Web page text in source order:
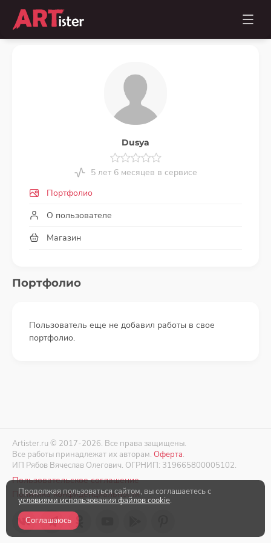
Dusya
5 лет 6 месяцев в сервисе
Портфолио
О пользователе
Магазин
Портфолио
Пользователь еще не добавил работы в свое
портфолио.
Artister.ru © 2017-2026. Все права защищены.
Все работы принадлежат их авторам. Оферта.
ИП Рябов Вячеслав Олегович. ОГРНИП: 319665800005102.
Пользовательское соглашение
Политика конфиденциальности
Продолжая пользоваться сайтом, вы соглашаетесь с
условиями использования файлов cookie.
Соглашаюсь